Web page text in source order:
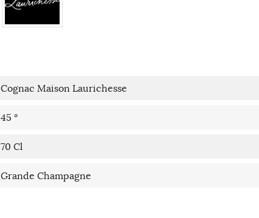
Cognac Maison Laurichesse
45 °
70 Cl
Grande Champagne